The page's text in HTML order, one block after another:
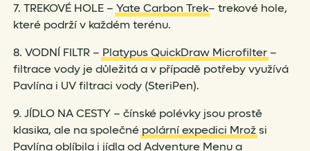
7. TREKOVÉ HOLE – Yate Carbon Trek– trekové hole,
které podrží v každém terénu.
8. VODNÍ FILTR – Platypus QuickDraw Microfilter–
filtrace vody je důležitá a v případě potřeby využívá
Pavlína i UV filtraci vody (SteriPen).
9. JÍDLO NA CESTY – čínské polévky jsou prostě
klasika, ale na společné polární expedici Mrožsi
Pavlína oblíbila i jídla odAdventure Menua